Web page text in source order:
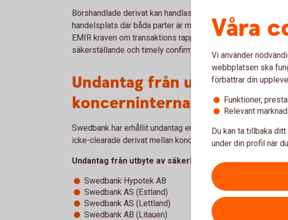
Börshandlade derivat kan handlas antingen bilateralt mellan
handelsplats där båda parter är medlemmar eller har
EMIR kraven om transaktions rapportering (se nedan),
säkerställande och timely confirmation gäller endast för
Undantag från utbyte av
koncerninterna bolag
Swedbank har erhållit undantag enligt EMIR artikel 11 p.6
icke-clearade derivat mellan koncerninterna bolag.
Undantag från utbyte av säkerheter för
Swedbank Hypotek AB
Swedbank AS (Estland)
Swedbank AS (Lettland)
Swedbank AB (Litauen)
Våra
Vi använder
webbplatsen ska
förbättrar din
Funktioner,
Relevant
Du kan ta tillbaka
under din profil när